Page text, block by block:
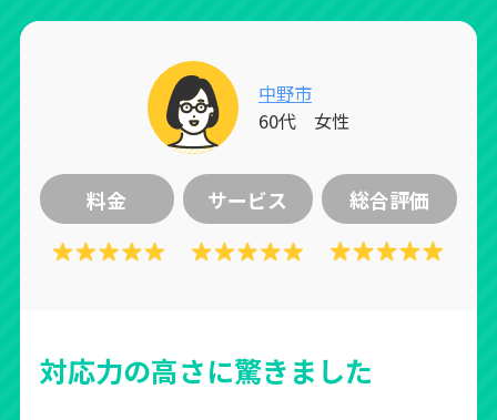
中野市
60代 女性
料金 サービス 総合評価
対応力の高さに驚きました